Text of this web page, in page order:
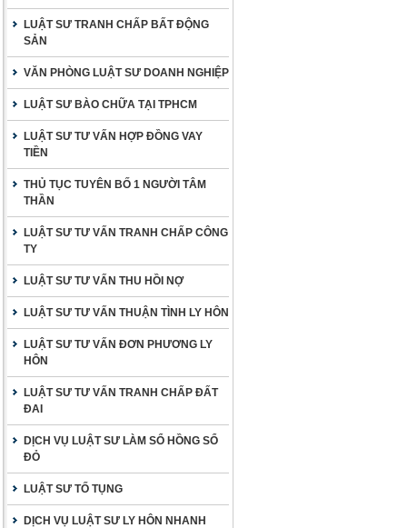
LUẬT SƯ TRANH CHẤP BẤT ĐỘNG
SẢN
VĂN PHÒNG LUẬT SƯ DOANH NGHIỆP
LUẬT SƯ BÀO CHỮA TẠI TPHCM
LUẬT SƯ TƯ VẤN HỢP ĐỒNG VAY
TIỀN
THỦ TỤC TUYÊN BỐ 1 NGƯỜI TÂM
THẦN
LUẬT SƯ TƯ VẤN TRANH CHẤP CÔNG
TY
LUẬT SƯ TƯ VẤN THU HỒI NỢ
LUẬT SƯ TƯ VẤN THUẬN TÌNH LY HÔN
LUẬT SƯ TƯ VẤN ĐƠN PHƯƠNG LY
HÔN
LUẬT SƯ TƯ VẤN TRANH CHẤP ĐẤT
ĐAI
DỊCH VỤ LUẬT SƯ LÀM SỔ HỒNG SỔ
ĐỎ
LUẬT SƯ TỐ TỤNG
DỊCH VỤ LUẬT SƯ LY HÔN NHANH